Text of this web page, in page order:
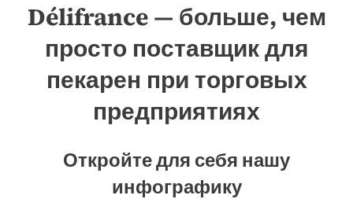
Délifrance — больше, чем
просто поставщик для
пекарен при торговых
предприятиях
Откройте для себя нашу
инфографику